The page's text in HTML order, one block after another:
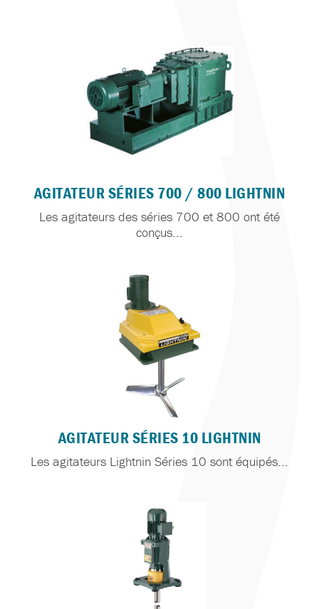
AGITATEUR SÉRIES 700 / 800 LIGHTNIN
Les agitateurs des séries 700 et 800 ont été
conçus...
AGITATEUR SÉRIES 10 LIGHTNIN
Les agitateurs Lightnin Séries 10 sont équipés...